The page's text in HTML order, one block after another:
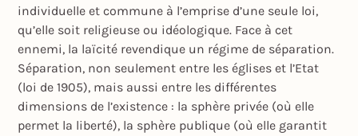
individuelle et commune à l’emprise d’une seule loi,
qu’elle soit religieuse ou idéologique. Face à cet
ennemi, la laïcité revendique un régime de séparation.
Séparation, non seulement entre les églises et l’Etat
(loi de 1905), mais aussi entre les différentes
dimensions de l’existence : la sphère privée (où elle
permet la liberté), la sphère publique (où elle garantit